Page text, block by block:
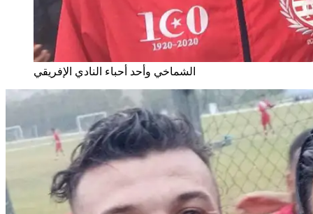
الشماخي وأحد أحباء النادي الإفريقي